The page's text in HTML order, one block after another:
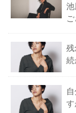
池
残
続
す